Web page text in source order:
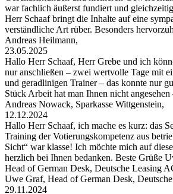
war fachlich äußerst fundiert und
Herr Schaaf bringt die Inhalte auf eine
verständliche Art rüber. Besonders
Andreas Heilmann,
23.05.2025
Hallo Herr Schaaf, Herr Grebe und ich
nur anschließen – zwei wertvolle Tage mit
und geradlinigen Trainer – das konnte nur
Stück Arbeit hat man Ihnen nicht
Andreas Nowack, Sparkasse Wittgenstein,
12.12.2024
Hallo Herr Schaaf, ich mache es kurz: das
Training der Votierungskompetenz aus
Sicht“ war klasse! Ich möchte mich auf
herzlich bei Ihnen bedanken. Beste Grüße
Head of German Desk, Deutsche Leasing
Uwe Graf, Head of German Desk,
29.11.2024